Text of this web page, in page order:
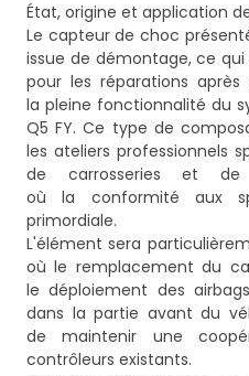
État, origine et application
Le capteur de choc
issue de démontage, ce
pour les réparations
la pleine fonctionnalité du
Q5 FY. Ce type de
les ateliers professionnels
de carrosseries et de
où la conformité aux
primordiale.
L'élément sera
où le remplacement du
le déploiement des
dans la partie avant du
de maintenir une
contrôleurs existants.